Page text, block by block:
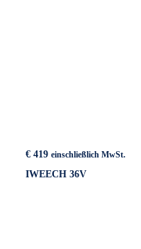
€ 419 einschließlich MwSt.
IWEECH 36V